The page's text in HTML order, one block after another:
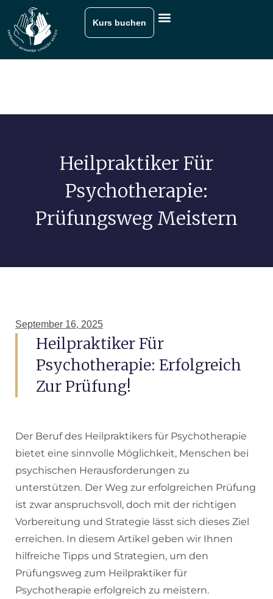
Kurs buchen
Heilpraktiker Für
Psychotherapie:
Prüfungsweg Meistern
September 16, 2025
Heilpraktiker Für
Psychotherapie: Erfolgreich
Zur Prüfung!
Der Beruf des Heilpraktikers für Psychotherapie
bietet eine sinnvolle Möglichkeit, Menschen bei
psychischen Herausforderungen zu
unterstützen. Der Weg zur erfolgreichen Prüfung
ist zwar anspruchsvoll, doch mit der richtigen
Vorbereitung und Strategie lässt sich dieses Ziel
erreichen. In diesem Artikel geben wir Ihnen
hilfreiche Tipps und Strategien, um den
Prüfungsweg zum Heilpraktiker für
Psychotherapie erfolgreich zu meistern.